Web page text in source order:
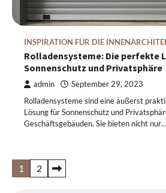
INSPIRATION FÜR DIE
Rolladensysteme: Die perfekte
Sonnenschutz und Privatsphäre
admin September 29, 2023
Rolladensysteme sind eine äußerst
Lösung für Sonnenschutz und
Geschäftsgebäuden. Sie bieten nicht nur…
Seitennummerierung
1 2